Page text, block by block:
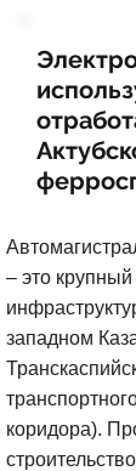
– это
западном
коридора).